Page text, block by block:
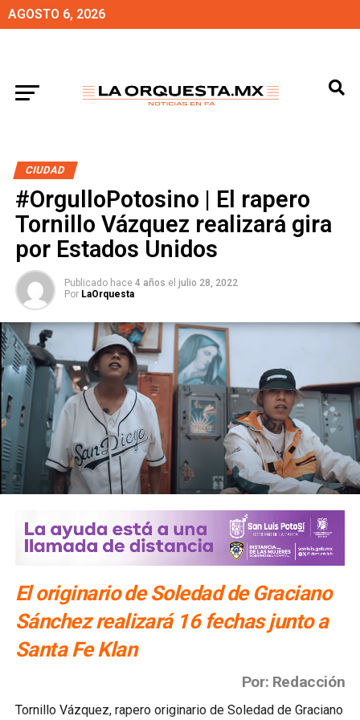
AGOSTO 6, 2026
CIUDAD
#OrgulloPotosino | El rapero
Tornillo Vázquez realizará gira
por Estados Unidos
Publicado hace 4 años el julio 28, 2022
Por LaOrquesta
El originario de Soledad de Graciano
Sánchez realizará 16 fechas junto a
Santa Fe Klan
Por: Redacción
Tornillo Vázquez, rapero originario de Soledad de Graciano